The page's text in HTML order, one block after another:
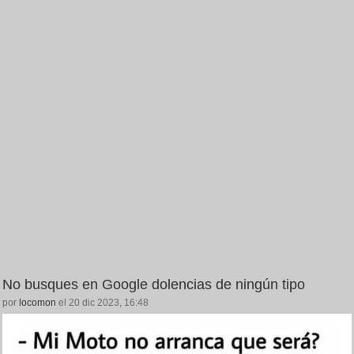
No busques en Google dolencias de ningún tipo
por locomon el 20 dic 2023, 16:48